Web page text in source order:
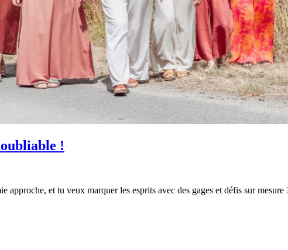
!
approche, et tu veux marquer les esprits avec des gages et défis sur